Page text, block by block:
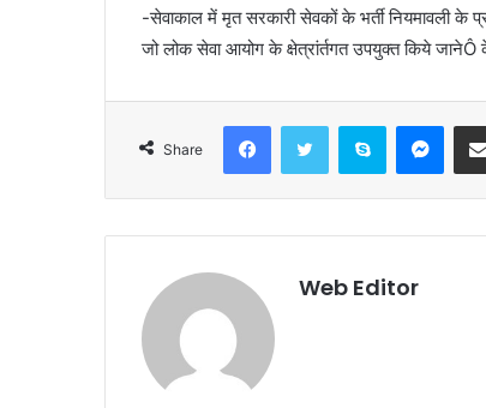
-सेवाकाल में मृत सरकारी सेवकों के भर्ती नियमावली
जो लोक सेवा आयोग के क्षेत्रांर्तगत उपयुक्त किये
Share
Web Editor